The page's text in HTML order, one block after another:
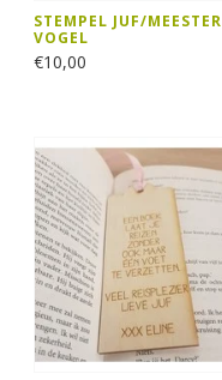
STEMPEL JUF/MEESTER
VOGEL
€10,00